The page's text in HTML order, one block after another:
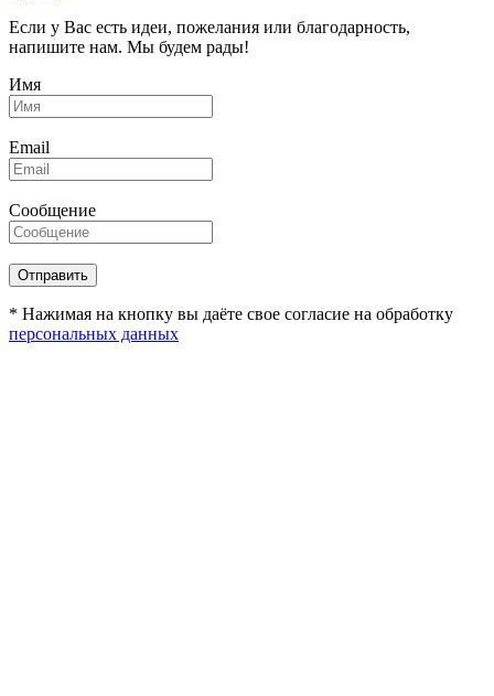
Если у Вас есть идеи, пожелания или благодарность,
напишите нам. Мы будем рады!
Имя
Email
Сообщение
* Нажимая на кнопку вы даёте свое согласие на обработку
персональных данных